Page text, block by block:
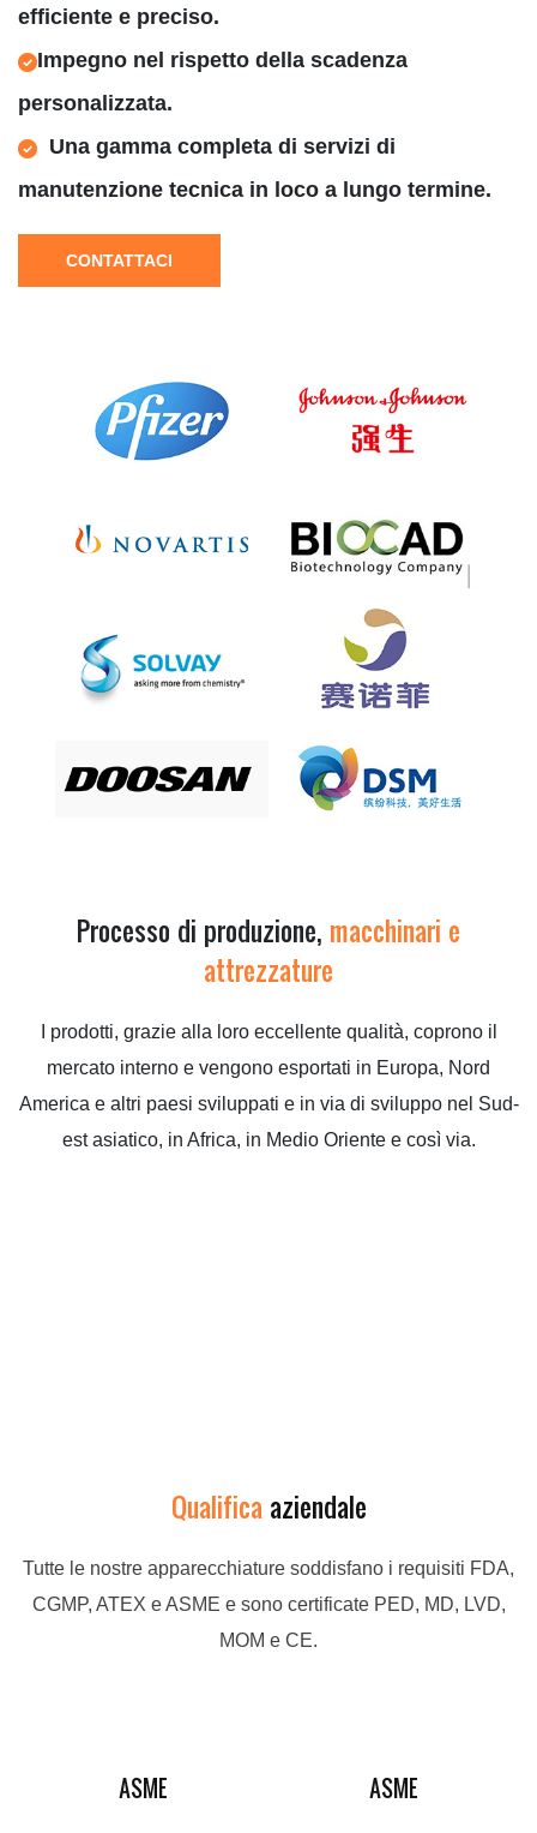
efficiente e preciso.
Impegno nel rispetto della scadenza
personalizzata.
Una gamma completa di servizi di
manutenzione tecnica in loco a lungo termine.
CONTATTACI
Processo di produzione, macchinari e
attrezzature
I prodotti, grazie alla loro eccellente qualità, coprono il
mercato interno e vengono esportati in Europa, Nord
America e altri paesi sviluppati e in via di sviluppo nel Sud-
est asiatico, in Africa, in Medio Oriente e così via.
Qualifica aziendale
Tutte le nostre apparecchiature soddisfano i requisiti FDA,
CGMP, ATEX e ASME e sono certificate PED, MD, LVD,
MOM e CE.
ASME ASME